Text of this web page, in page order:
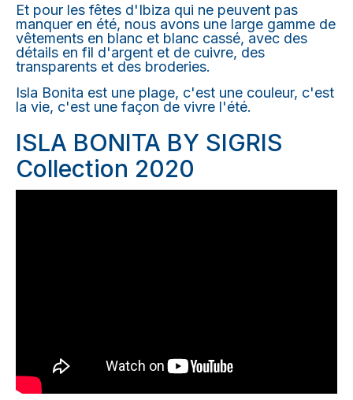
Et pour les fêtes d'Ibiza qui ne peuvent pas
manquer en été, nous avons une large gamme de
vêtements en blanc et blanc cassé, avec des
détails en fil d'argent et de cuivre, des
transparents et des broderies.
Isla Bonita est une plage, c'est une couleur, c'est
la vie, c'est une façon de vivre l'été.
ISLA BONITA BY SIGRIS
Collection 2020